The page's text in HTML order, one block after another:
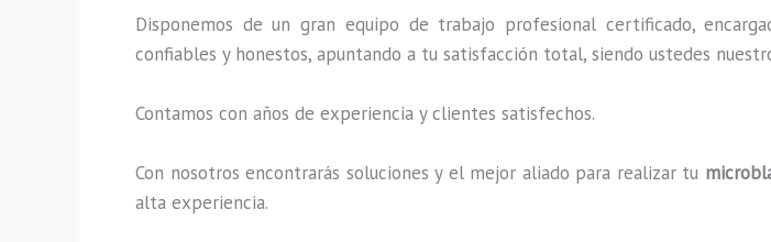
Disponemos de un gran equipo de trabajo profesional certificado,
confiables y honestos, apuntando a tu satisfacción total, siendo ustedes
Contamos con años de experiencia y clientes satisfechos.
Con nosotros encontrarás soluciones y el mejor aliado para realizar tu
alta experiencia.